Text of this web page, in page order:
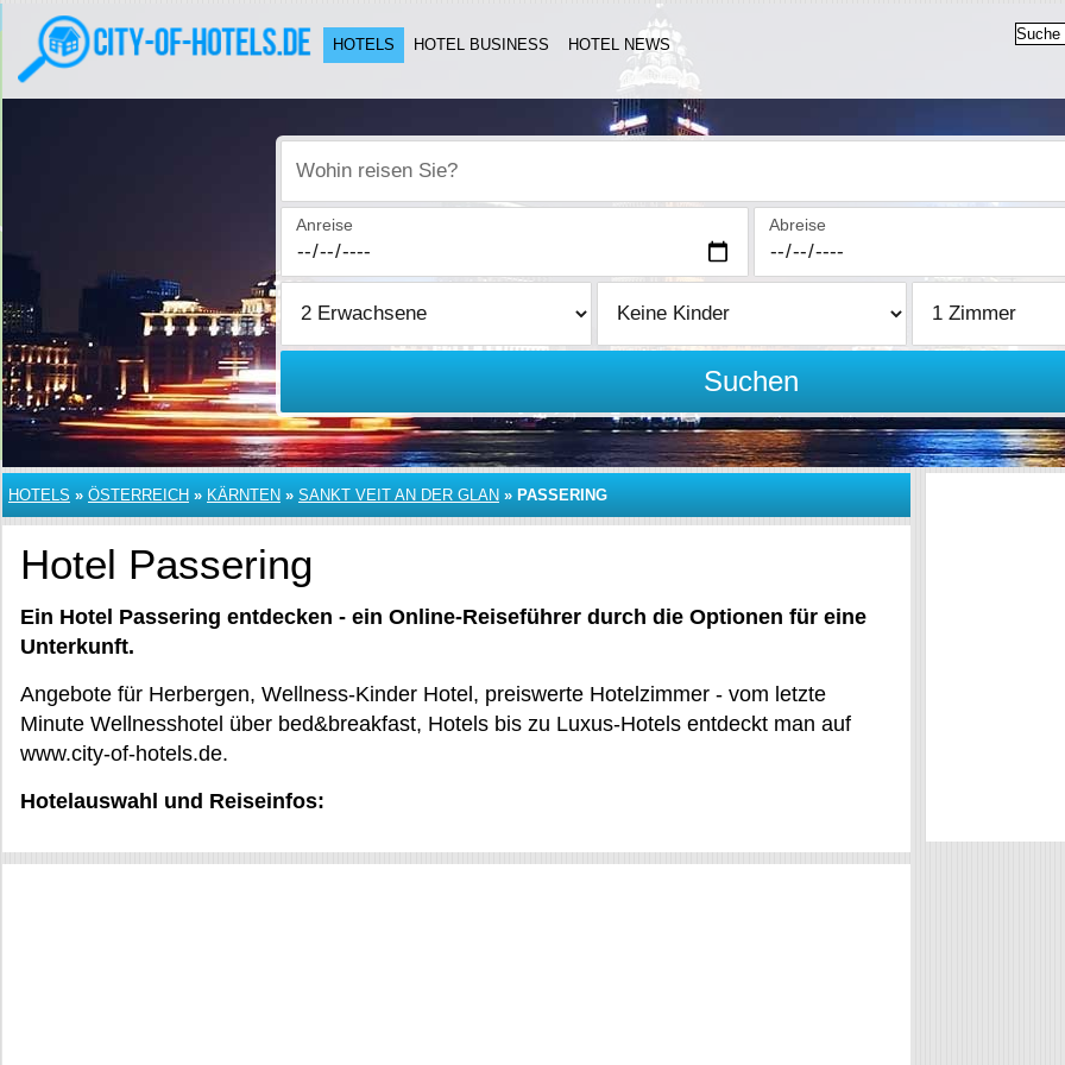
HOTELS HOTEL BUSINESS HOTEL NEWS
Wohin reisen Sie?
Anreise Abreise
Suchen
HOTELS » ÖSTERREICH » KÄRNTEN » SANKT VEIT AN DER GLAN » PASSERING
Hotel Passering
Ein Hotel Passering entdecken - ein Online-Reiseführer durch die Optionen für eine
Unterkunft.
Angebote für Herbergen, Wellness-Kinder Hotel, preiswerte Hotelzimmer - vom letzte
Minute Wellnesshotel über bed&breakfast, Hotels bis zu Luxus-Hotels entdeckt man auf
www.city-of-hotels.de.
Hotelauswahl und Reiseinfos: